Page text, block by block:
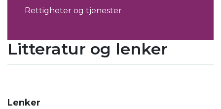
Rettigheter og tjenester
Litteratur og lenker
Lenker